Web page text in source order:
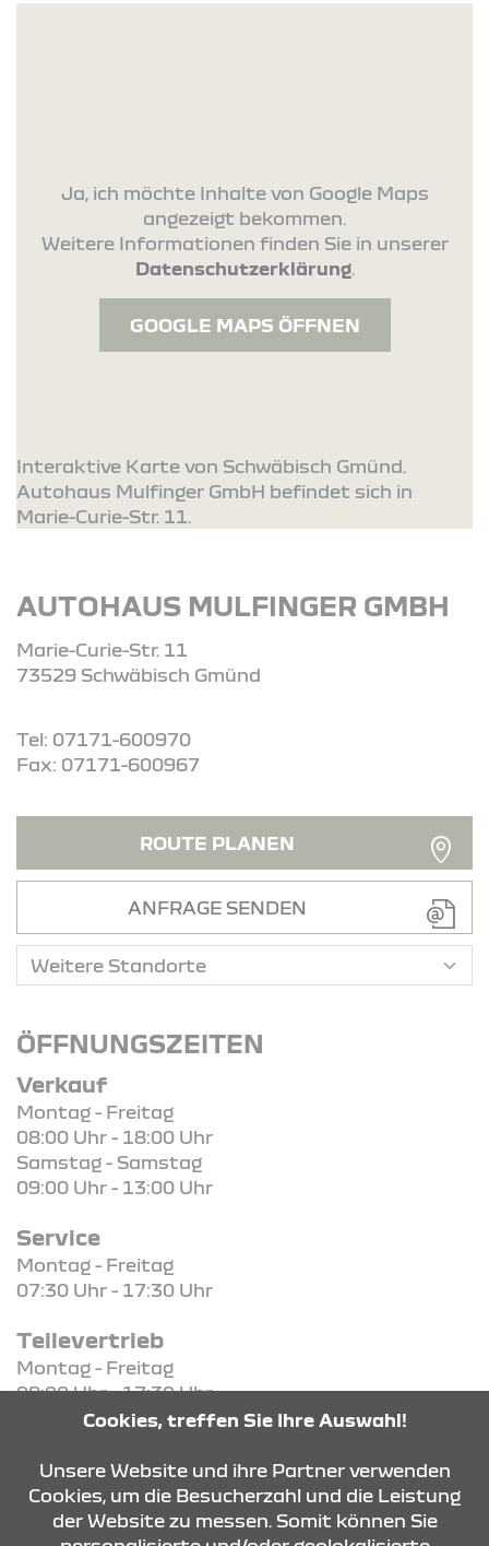
Ja, ich möchte Inhalte von Google Maps
angezeigt bekommen.
Weitere Informationen finden Sie in unserer
Datenschutzerklärung.
GOOGLE MAPS ÖFFNEN
Interaktive Karte von Schwäbisch Gmünd.
Autohaus Mulfinger GmbH befindet sich in
Marie-Curie-Str. 11.
AUTOHAUS MULFINGER GMBH
Marie-Curie-Str. 11
73529 Schwäbisch Gmünd
Tel: 07171-600970
Fax: 07171-600967
ROUTE PLANEN
ANFRAGE SENDEN
ÖFFNUNGSZEITEN
Verkauf
Montag - Freitag
08:00 Uhr - 18:00 Uhr
Samstag - Samstag
09:00 Uhr - 13:00 Uhr
Service
Montag - Freitag
07:30 Uhr - 17:30 Uhr
Teilevertrieb
Montag - Freitag
08:00 Uhr - 17:30 Uhr
KONTAKT & ANFAHRT
Cookies, treffen Sie Ihre Auswahl!
Unsere Website und ihre Partner verwenden
Cookies, um die Besucherzahl und die Leistung
der Website zu messen. Somit können Sie